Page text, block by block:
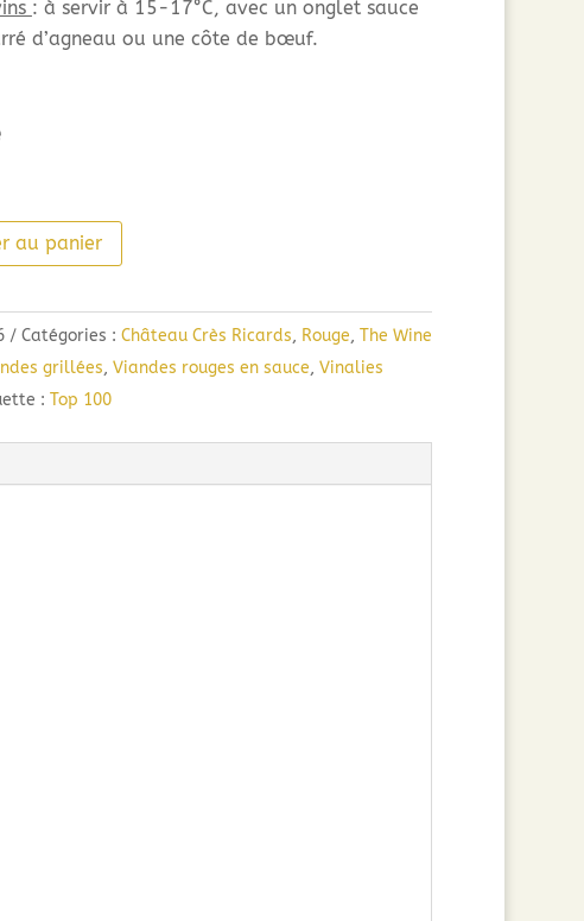
: à servir à 15-17°C, avec un onglet sauce
d’agneau ou une côte de bœuf.
au panier
Catégories : Château Crès Ricards, Rouge, The Wine
grillées, Viandes rouges en sauce, Vinalies
: Top 100